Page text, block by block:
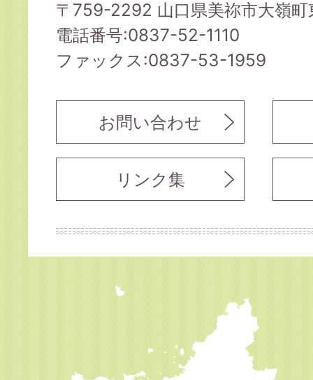
〒759-2292 山口県美祢市大嶺
電話番号:0837-52-1110
ファックス:0837-53-1959
お問い合わせ
リンク集